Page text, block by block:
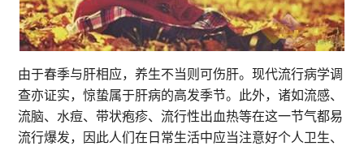
由于春季与肝相应，养生不当则可伤肝。现代流行病学调
查亦证实，惊蛰属于肝病的高发季节。此外，诸如流感、
流脑、水痘、带状疱疹、流行性出血热等在这一节气都易
流行爆发，因此人们在日常生活中应当注意好个人卫生、